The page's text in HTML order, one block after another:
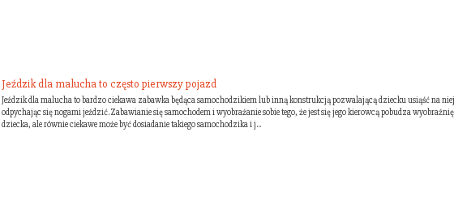
Jeździk dla malucha to często pierwszy pojazd
Jeździk dla malucha to bardzo ciekawa zabawka będąca samochodzikiem lub inną konstrukcją pozwalającą dziecku usiąść na
odpychając się nogami jeździć. Zabawianie się samochodem i wyobrażanie sobie tego, że jest się jego kierowcą pobudza wyobraźnię
dziecka, ale równie ciekawe może być dosiadanie takiego samochodzika i j...